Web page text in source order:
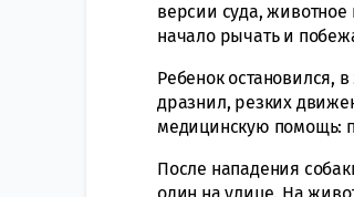
версии суда,
начало рычать и
Ребенок остановился,
дразнил, резких
медицинскую помощь:
После нападения